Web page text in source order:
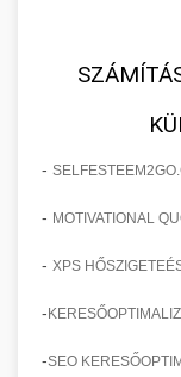
-
- MOTIVATIONAL
- XPS
-
-SEO